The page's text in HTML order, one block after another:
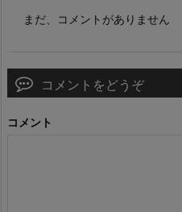
まだ、コメントがありません
コメントをどうぞ
コメント